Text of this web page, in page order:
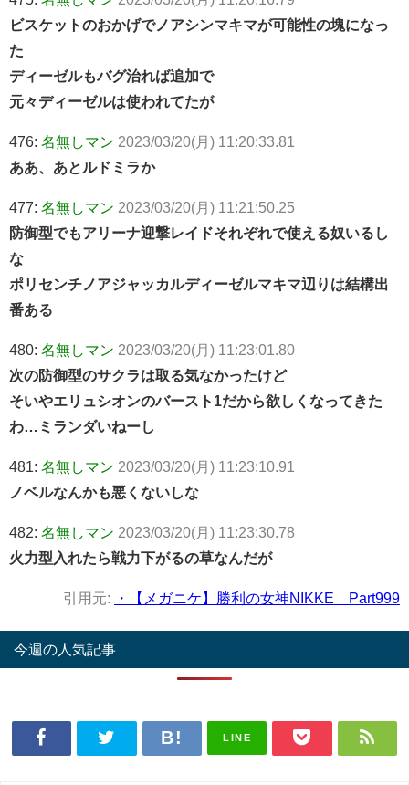
ビスケットのおかげでノアシンマキマが可能性の塊になっ
た
ディーゼルもバグ治れば追加で
元々ディーゼルは使われてたが
476: 名無しマン 2023/03/20(月) 11:20:33.81
ああ、あとルドミラか
477: 名無しマン 2023/03/20(月) 11:21:50.25
防御型でもアリーナ迎撃レイドそれぞれで使える奴いるし
な
ポリセンチノアジャッカルディーゼルマキマ辺りは結構出
番ある
480: 名無しマン 2023/03/20(月) 11:23:01.80
次の防御型のサクラは取る気なかったけど
そいやエリュシオンのバースト1だから欲しくなってきた
わ…ミランダいねーし
481: 名無しマン 2023/03/20(月) 11:23:10.91
ノベルなんかも悪くないしな
482: 名無しマン 2023/03/20(月) 11:23:30.78
火力型入れたら戦力下がるの草なんだが
引用元: ・【メガニケ】勝利の女神NIKKE Part999
今週の人気記事
LINE